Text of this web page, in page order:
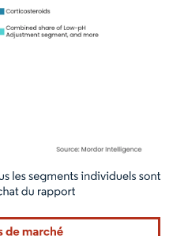
nécessite une attribution sous CC BY